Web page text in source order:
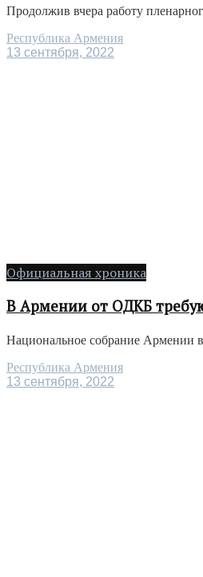
Продолжив вчера работу
Республика Армения
13 сентября, 2022
Официальная хроника
В Армении от ОДКБ
Национальное собрание Армении
Республика Армения
13 сентября, 2022